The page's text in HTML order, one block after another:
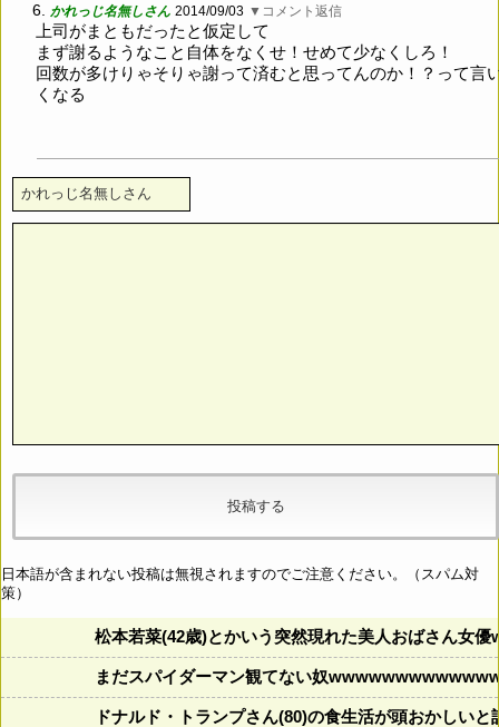
6. かれっじ名無しさん 2014/09/03 ▼コメント返信
上司がまともだったと仮定して
まず謝るようなこと自体をなくせ！せめて少なくしろ！
回数が多けりゃそりゃ謝って済むと思ってんのか！？って言
くなる
日本語が含まれない投稿は無視されますのでご注意ください。（スパム対
策）
松本若菜(42歳)とかいう突然現れた美人おばさん女優
まだスパイダーマン観てない奴
ドナルド・トランプさん(80)の食生活が頭おかしい